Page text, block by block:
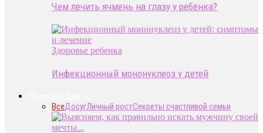
Чем лечить ячмень на глазу у ребенка?
Здоровье ребенка
Инфекционный мононуклеоз у детей
ВсеДосугЛичный ростСекреты счастливой семьи